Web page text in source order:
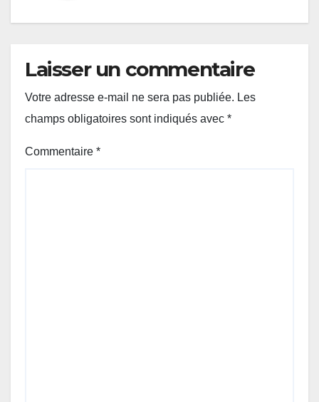
Laisser un commentaire
Votre adresse e-mail ne sera pas publiée. Les
champs obligatoires sont indiqués avec *
Commentaire *